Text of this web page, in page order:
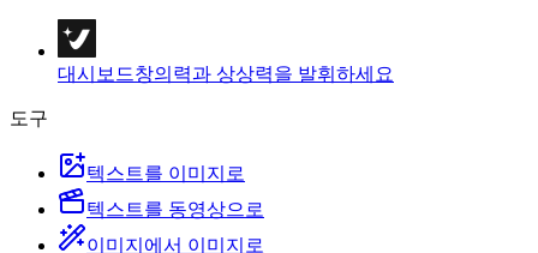
대시보드창의력과 상상력을 발휘하세요
도구
텍스트를 이미지로
텍스트를 동영상으로
이미지에서 이미지로